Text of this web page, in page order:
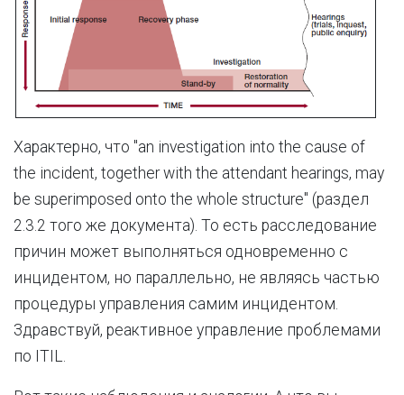
Характерно, что "an investigation into the cause of
the incident, together with the attendant hearings, may
be superimposed onto the whole structure" (раздел
2.3.2 того же документа). То есть расследование
причин может выполняться одновременно с
инцидентом, но параллельно, не являясь частью
процедуры управления самим инцидентом.
Здравcтвуй, реактивное управление проблемами
по ITIL.